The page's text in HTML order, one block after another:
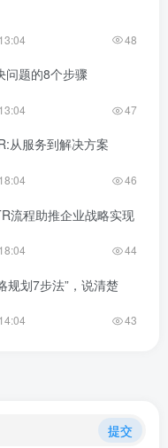
48
问题的8个步骤
47
从服务到解决方案
46
程助推企业战略实现
44
规划7步法”，说清楚
43
提交